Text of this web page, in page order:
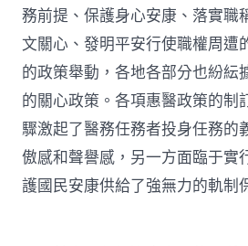
務前提、保護身心安康、落實職
文關心、發明平安行使職權周遭
的政策舉動，各地各部分也紛紜
的關心政策。各項惠醫政策的制
驟激起了醫務任務者投身任務的
傲感和聲譽感，另一方面臨于實
護國民安康供給了強無力的軌制